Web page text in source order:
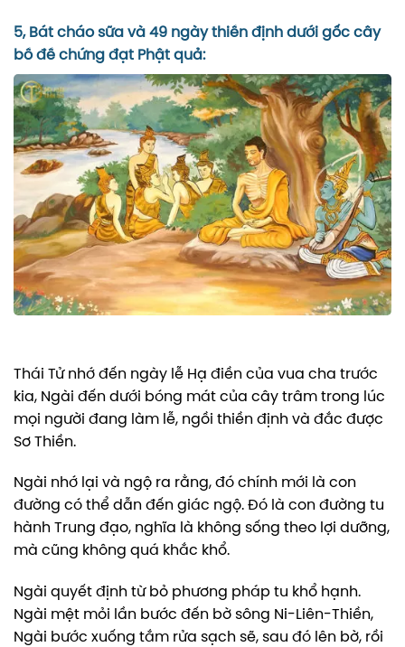
5, Bát cháo sữa và 49 ngày thiền định dưới gốc cây
bồ đề chứng đạt Phật quả:
Thái Tử nhớ đến ngày lễ Hạ điền của vua cha trước
kia, Ngài đến dưới bóng mát của cây trâm trong lúc
mọi người đang làm lễ, ngồi thiền định và đắc được
Sơ Thiền.
Ngài nhớ lại và ngộ ra rằng, đó chính mới là con
đường có thể dẫn đến giác ngộ. Đó là con đường tu
hành Trung đạo, nghĩa là không sống theo lợi dưỡng,
mà cũng không quá khắc khổ.
Ngài quyết định từ bỏ phương pháp tu khổ hạnh.
Ngài mệt mỏi lần bước đến bờ sông Ni-Liên-Thiền,
Ngài bước xuống tắm rửa sạch sẽ, sau đó lên bờ, rồi